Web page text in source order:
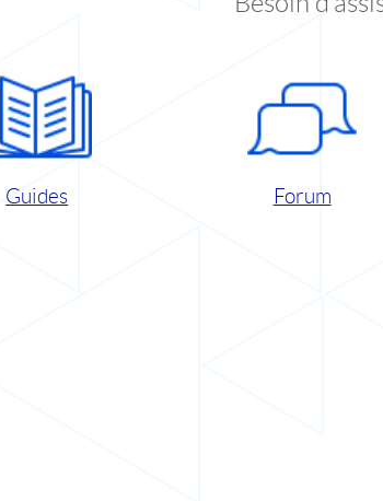
Guides Forum